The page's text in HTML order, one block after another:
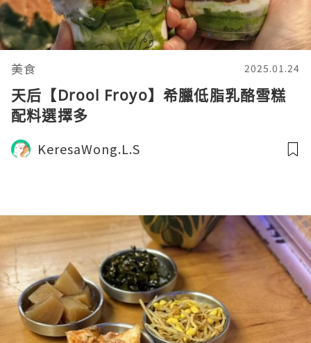
美食 2025.01.24
天后【Drool Froyo】希臘低脂乳酪雪糕
配料選擇多
KeresaWong.L.S